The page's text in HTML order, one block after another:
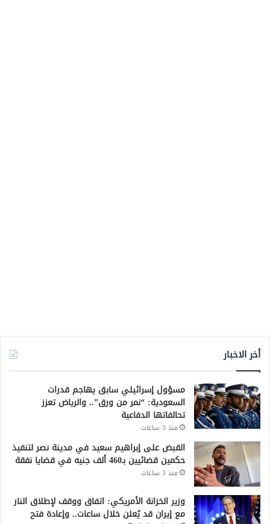
أخر الاخبار
مسؤول إسرائيلي سابق يهاجم قدرات
السعودية: “نمر من ورق”.. والرياض تعزز
تحالفاتها الدفاعية
منذ 3 ساعات
القبض على إبراهيم سعيد في مدينة نصر لتنفيذ
حكمين قضائيين بـ460 ألف جنيه في قضايا نفقة
منذ 3 ساعات
وزير الخزانة الأمريكي: اتفاق ووقف لإطلاق النار
مع إيران قد يُعلن خلال ساعات.. وإعادة فتح